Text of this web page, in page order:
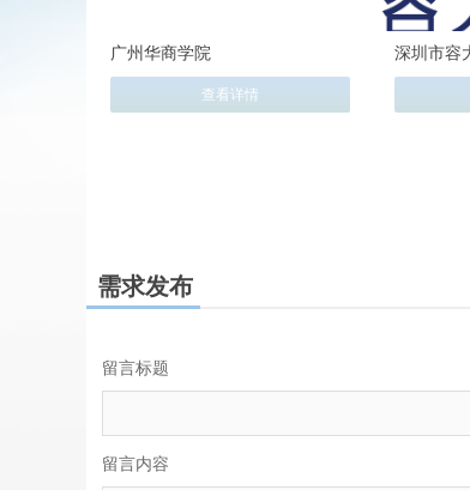
广州华商学院
查看详情
深圳市容
需求发布
留言标题
留言内容